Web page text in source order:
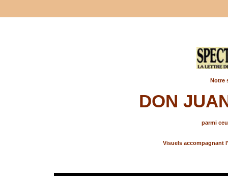
Notre
DON
parmi
Visuels accompagnant